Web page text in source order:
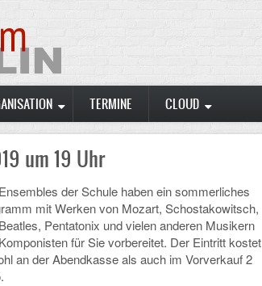
TERMINE CLOUD
um 19 Uhr
der Schule haben ein sommerliches
mit Werken von Mozart, Schostakowitsch,
Pentatonix und vielen anderen Musikern
für Sie vorbereitet. Der Eintritt kostet
an der Abendkasse als auch im Vorverkauf 2